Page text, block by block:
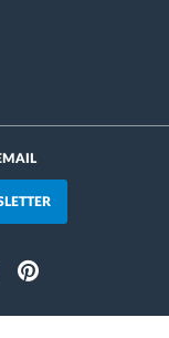
Pinterest